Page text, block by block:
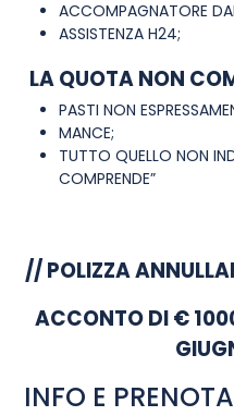
ACCOMPAGNATORE
ASSISTENZA H24;
LA QUOTA NON
PASTI NON
MANCE;
TUTTO QUELLO NON
COMPRENDE”
// POLIZZA
ACCONTO DI €
INFO E